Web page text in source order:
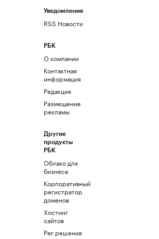
Уведомления
RSS Новости
РБК
О компании
Контактная
информация
Редакция
Размещение
рекламы
Другие
продукты
РБК
Облако для
бизнеса
Корпоративный
регистратор
доменов
Хостинг
сайтов
Рег.решения